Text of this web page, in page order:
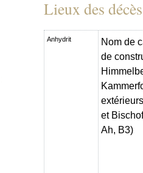
Lieux des décès
Anhydrit
Nom de
de
et
Ah, B3)